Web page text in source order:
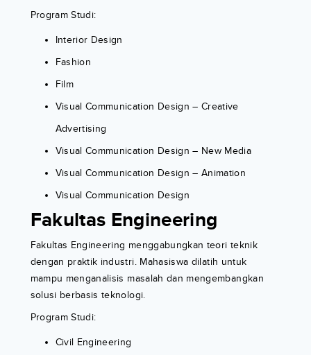
Program Studi:
Interior Design
Fashion
Film
Visual Communication Design – Creative
Advertising
Visual Communication Design – New Media
Visual Communication Design – Animation
Visual Communication Design
Fakultas Engineering
Fakultas Engineering menggabungkan teori teknik
dengan praktik industri. Mahasiswa dilatih untuk
mampu menganalisis masalah dan mengembangkan
solusi berbasis teknologi.
Program Studi:
Civil Engineering